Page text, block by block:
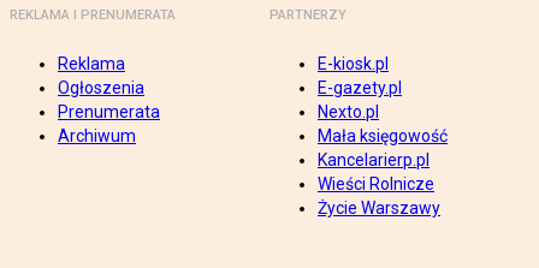
REKLAMA I PRENUMERATA
Reklama
Ogłoszenia
Prenumerata
Archiwum
PARTNERZY
E-kiosk.pl
E-gazety.pl
Nexto.pl
Mała księgowość
Kancelarierp.pl
Wieści Rolnicze
Życie Warszawy